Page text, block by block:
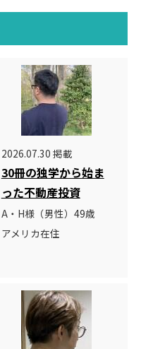
2026.07.30 掲載
30冊の独学から始ま
った不動産投資
A・H様（男性）49歳
アメリカ在住